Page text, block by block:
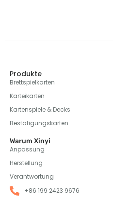
Produkte
Brettspielkarten
Karteikarten
Kartenspiele & Decks
Bestätigungskarten
Warum Xinyi
Anpassung
Herstellung
Verantwortung
+86 199 2423 9676